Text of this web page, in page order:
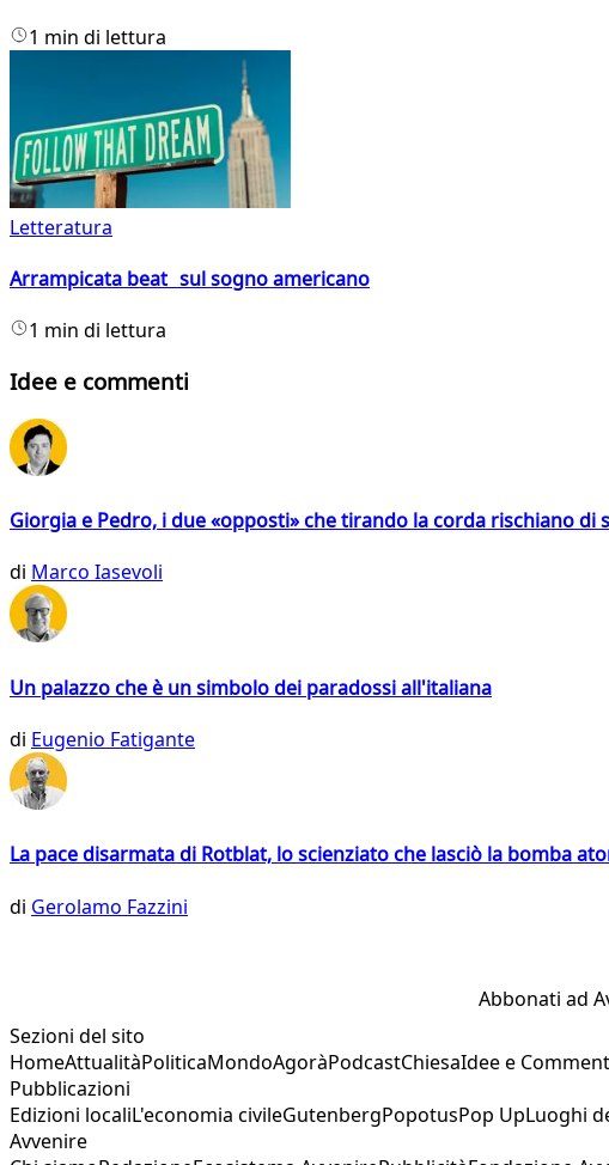
1 min di lettura
Letteratura
Arrampicata beat sul sogno americano
1 min di lettura
Idee e commenti
Giorgia e Pedro, i due «opposti» che tirando la corda rischiano di
di Marco Iasevoli
Un palazzo che è un simbolo dei paradossi all'italiana
di Eugenio Fatigante
La pace disarmata di Rotblat, lo scienziato che lasciò la bomba
di Gerolamo Fazzini
Abbonati ad
Sezioni del sito
HomeAttualitàPoliticaMondoAgoràPodcastChiesaIdee e
Pubblicazioni
Edizioni localiL'economia civileGutenbergPopotusPop UpLuoghi
Avvenire